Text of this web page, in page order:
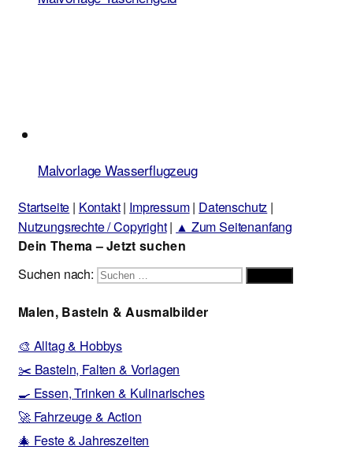
Malvorlage Wasserflugzeug
Startseite | Kontakt| Impressum| Datenschutz |
Nutzungsrechte / Copyright| ▲ Zum Seitenanfang
Dein Thema – Jetzt suchen
Suchen nach:
Malen, Basteln & Ausmalbilder
🎨 Alltag & Hobbys
✂️ Basteln, Falten & Vorlagen
🍳 Essen, Trinken & Kulinarisches
🚀 Fahrzeuge & Action
🎄 Feste & Jahreszeiten